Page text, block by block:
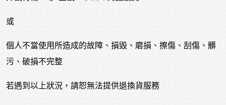
或
個人不當使用所造成的故障、損毀、磨損、擦傷、刮傷、髒
污、破損不完整
若遇到以上狀況，請恕無法提供退換貨服務